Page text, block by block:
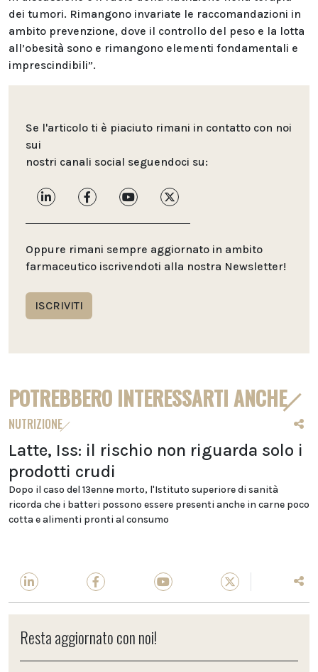
dei tumori. Rimangono invariate le raccomandazioni in
ambito prevenzione, dove il controllo del peso e la lotta
all’obesità sono e rimangono elementi fondamentali e
imprescindibili”.
Se l'articolo ti è piaciuto rimani in contatto con noi
sui
nostri canali social seguendoci su:
Oppure rimani sempre aggiornato in ambito
farmaceutico iscrivendoti alla nostra Newsletter!
ISCRIVITI
POTREBBERO INTERESSARTI ANCHE
NUTRIZIONE
Latte, Iss: il rischio non riguarda solo i
prodotti crudi
Dopo il caso del 13enne morto, l'Istituto superiore di sanità
ricorda che i batteri possono essere presenti anche in carne poco
cotta e alimenti pronti al consumo
Resta aggiornato con noi!